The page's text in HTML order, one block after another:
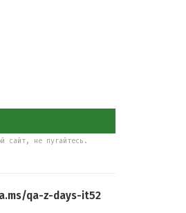
сайт, не пугайтесь.
qa-z-days-it52